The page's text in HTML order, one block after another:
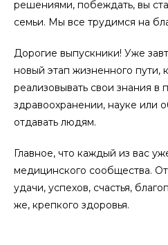
решениями, побеждать, вы
семьи. Мы все трудимся на
Дорогие выпускники! Уже
новый этап жизненного пути,
реализовывать свои знания в
здравоохранении, науке или
отдавать людям.
Главное, что каждый из вас
медицинского сообщества.
удачи, успехов, счастья,
же, крепкого здоровья.